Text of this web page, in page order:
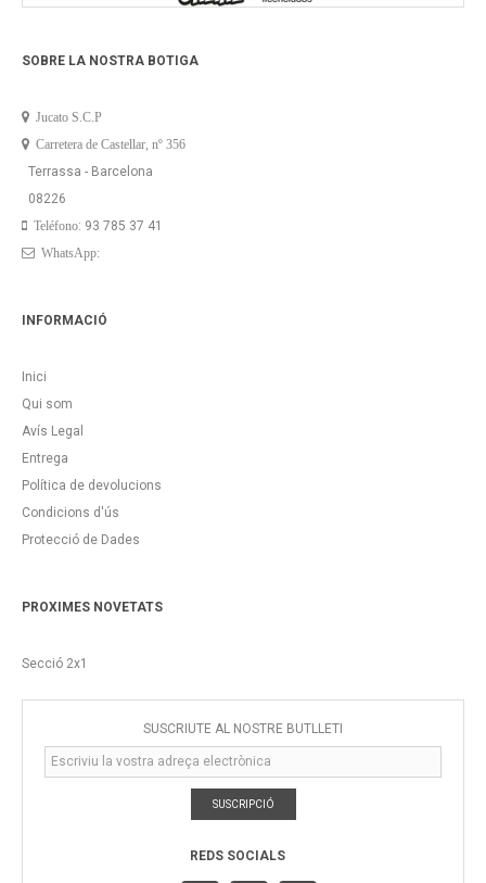
SOBRE LA NOSTRA BOTIGA
Jucato S.C.P
Carretera de Castellar, nº 356
Terrassa - Barcelona
08226
Teléfono: 93 785 37 41
WhatsApp:
INFORMACIÓ
Inici
Qui som
Avís Legal
Entrega
Política de devolucions
Condicions d'ús
Protecció de Dades
PROXIMES NOVETATS
Secció 2x1
SUSCRIUTE AL NOSTRE BUTLLETÍ
SUSCRIPCIÓ
REDS SOCIALS